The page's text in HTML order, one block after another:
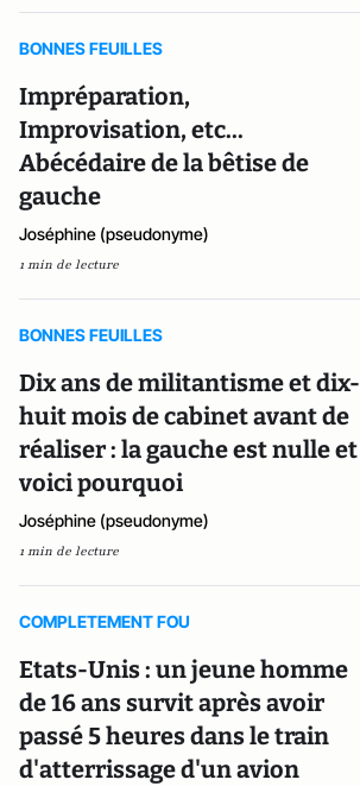
BONNES FEUILLES
Impréparation,
Improvisation, etc...
Abécédaire de la bêtise de
gauche
Joséphine (pseudonyme)
1 min de lecture
BONNES FEUILLES
Dix ans de militantisme et dix-
huit mois de cabinet avant de
réaliser : la gauche est nulle et
voici pourquoi
Joséphine (pseudonyme)
1 min de lecture
COMPLETEMENT FOU
Etats-Unis : un jeune homme
de 16 ans survit après avoir
passé 5 heures dans le train
d'atterrissage d'un avion